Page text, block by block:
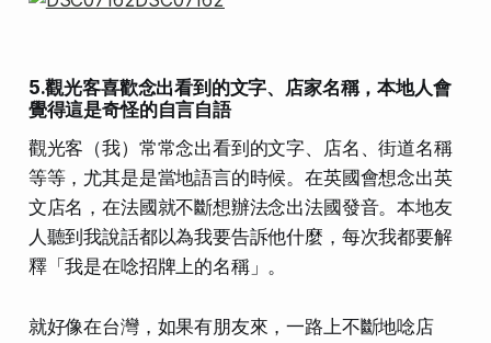
5.觀光客喜歡念出看到的文字、店家名稱，本地人會
覺得這是奇怪的自言自語
觀光客（我）常常念出看到的文字、店名、街道名稱
等等，尤其是是當地語言的時候。在英國會想念出英
文店名，在法國就不斷想辦法念出法國發音。本地友
人聽到我說話都以為我要告訴他什麼，每次我都要解
釋「我是在唸招牌上的名稱」。
就好像在台灣，如果有朋友來，一路上不斷地唸店